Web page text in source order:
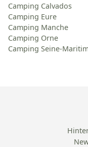
Camping Calvados
Camping Eure
Camping Manche
Camping Orne
Camping Seine-